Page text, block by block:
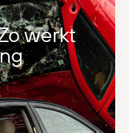
werkt